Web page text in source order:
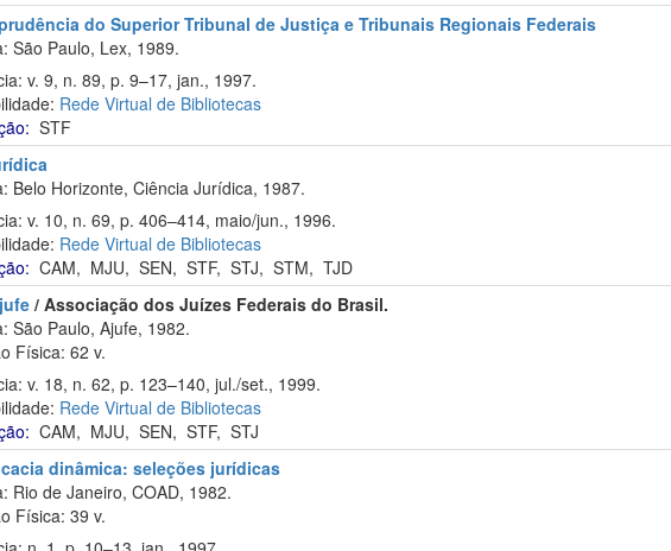
do Superior Tribunal de Justiça e Tribunais Regionais Federais
São Paulo, Lex, 1989.
v. 9, n. 89, p. 9–17, jan., 1997.
Rede Virtual de Bibliotecas
STF
Belo Horizonte, Ciência Jurídica, 1987.
v. 10, n. 69, p. 406–414, maio/jun., 1996.
Rede Virtual de Bibliotecas
CAM, MJU, SEN, STF, STJ, STM, TJD
/ Associação dos Juízes Federais do Brasil.
São Paulo, Ajufe, 1982.
Física: 62 v.
v. 18, n. 62, p. 123–140, jul./set., 1999.
Rede Virtual de Bibliotecas
CAM, MJU, SEN, STF, STJ
dinâmica: seleções jurídicas
Rio de Janeiro, COAD, 1982.
Física: 39 v.